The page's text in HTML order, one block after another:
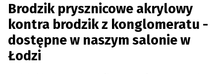
Brodzik prysznicowe akrylowy
kontra brodzik z konglomeratu -
dostępne w naszym salonie w
Łodzi